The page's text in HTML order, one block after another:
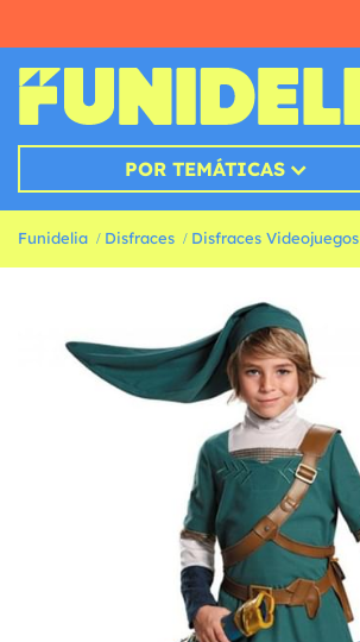
POR TEMÁTICAS
Funidelia Disfraces Disfraces Videojuegos